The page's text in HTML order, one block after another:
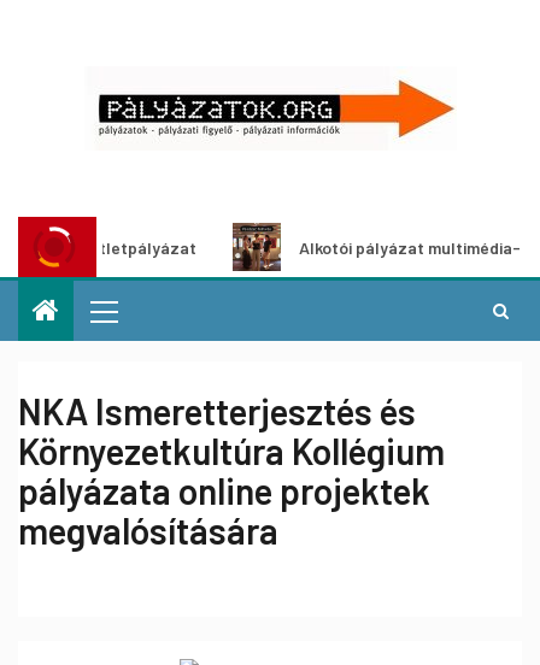
ötletpályázat Alkotói pályázat multimédia-
NKA Ismeretterjesztés és
Környezetkultúra Kollégium
pályázata online projektek
megvalósítására